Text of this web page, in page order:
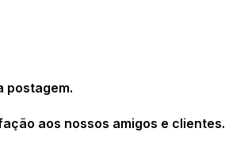
postagem.
aos nossos amigos e clientes.